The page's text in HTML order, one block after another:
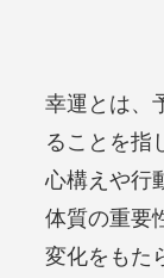
幸運とは、
ることを指
心構えや行
体質の重要
変化をもた